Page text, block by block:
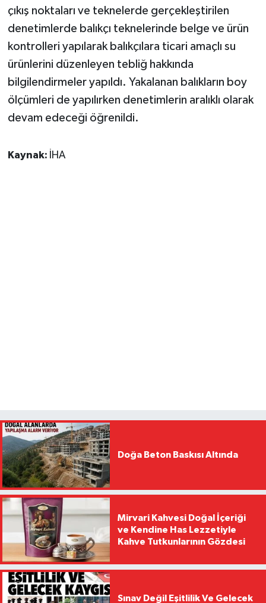
çıkış noktaları ve teknelerde gerçekleştirilen
denetimlerde balıkçı teknelerinde belge ve ürün
kontrolleri yapılarak balıkçılara ticari amaçlı su
ürünlerini düzenleyen tebliğ hakkında
bilgilendirmeler yapıldı. Yakalanan balıkların boy
ölçümleri de yapılırken denetimlerin aralıklı olarak
devam edeceği öğrenildi.
Kaynak: İHA
Doğa Beton Baskısı Altında
Mirvari Kahvesi Doğal İçeriği
ve Kendine Has Lezzetiyle
Kahve Tutkunlarının Gözdesi
Sınav Değil Eşitlilik Ve Gelecek